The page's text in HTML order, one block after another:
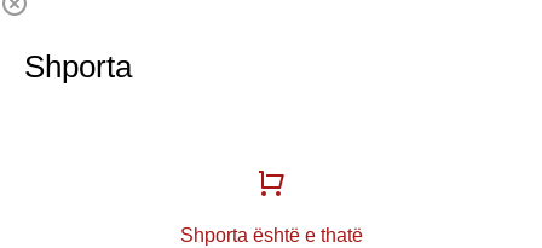
Shporta
Shporta është e thatë